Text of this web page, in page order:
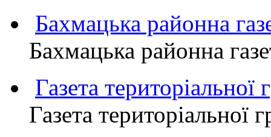
Бахмацька районна
Бахмацька районна
Газета
Газета